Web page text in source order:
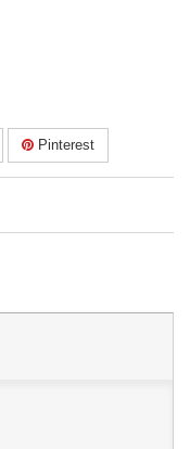
Pinterest